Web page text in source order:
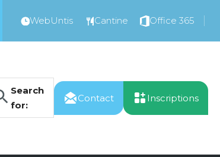
WebUntis Cantine Office 365
Search
for:
Contact Inscriptions